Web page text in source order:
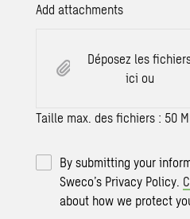
Add attachments
Déposez les
ici ou
Taille max. des fichiers : 50
By submitting your
Sweco’s Privacy Policy.
about how we protect